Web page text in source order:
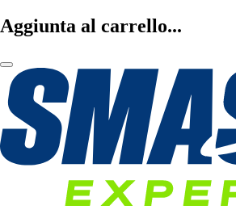
Aggiunta al carrello...